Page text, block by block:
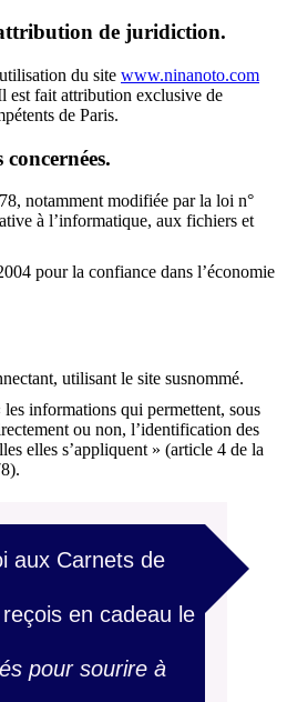
de juridiction.
du site www.ninanoto.com
est fait attribution exclusive de
de Paris.
notamment modifiée par la loi n°
à l’informatique, aux fichiers et
pour la confiance dans l’économie
utilisant le site susnommé.
informations qui permettent, sous
ou non, l’identification des
elles s’appliquent » (article 4 de la
aux Carnets de
en cadeau le
pour sourire à